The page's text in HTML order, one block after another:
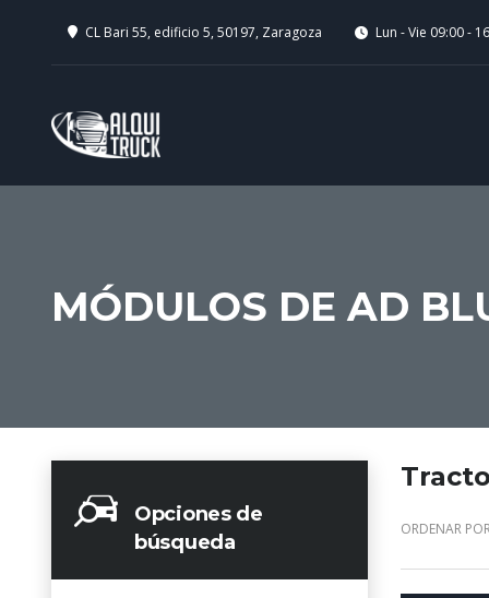
CL Bari 55, edificio 5, 50197, Zaragoza Lun - Vie 09:00 -
MÓDULOS DE AD
Opciones de
búsqueda
ORDENAR